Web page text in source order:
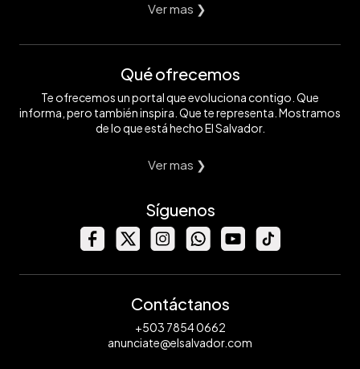
Ver mas ❯
Qué ofrecemos
Te ofrecemos un portal que evoluciona contigo. Que
informa, pero también inspira. Que te representa. Mostramos
de lo que está hecho El Salvador.
Ver mas ❯
Síguenos
Contáctanos
+503 7854 0662
anunciate@elsalvador.com